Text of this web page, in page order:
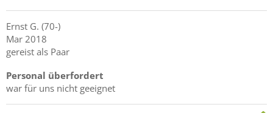
Ernst G. (70-)
Mar 2018
gereist als Paar
Personal überfordert
war für uns nicht geeignet